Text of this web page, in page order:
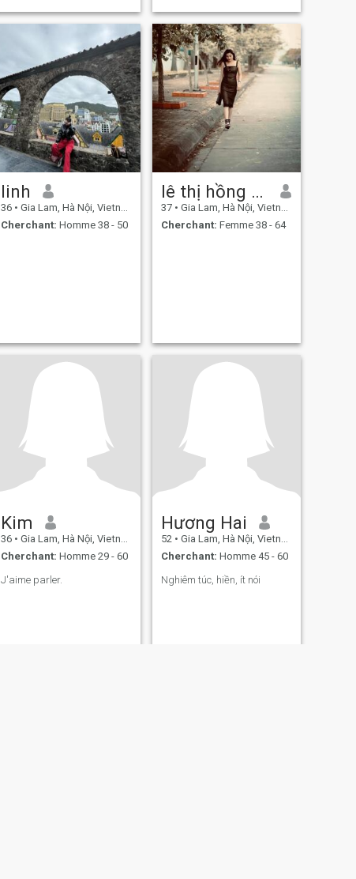
linh
36 • Gia Lam, Hà Nội, Vietnam
Cherchant: Homme 38 - 50
lê thị hồng thuỷ
37 • Gia Lam, Hà Nội, Vietnam
Cherchant: Femme 38 - 64
Kim
36 • Gia Lam, Hà Nội, Vietnam
Cherchant: Homme 29 - 60
J'aime parler.
Hương Hai
52 • Gia Lam, Hà Nội, Vietnam
Cherchant: Homme 45 - 60
Nghiêm túc, hiền, ít nói